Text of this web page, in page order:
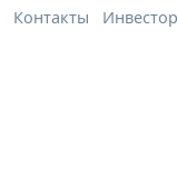
Контакты